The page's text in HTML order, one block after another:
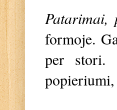
Patarimai,
formoje.
per stori.